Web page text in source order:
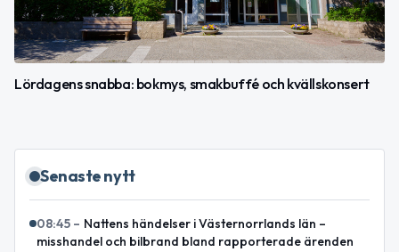
Lördagens snabba: bokmys, smakbuffé och kvällskonsert
Senaste nytt
08:45 – Nattens händelser i Västernorrlands län –
misshandel och bilbrand bland rapporterade ärenden